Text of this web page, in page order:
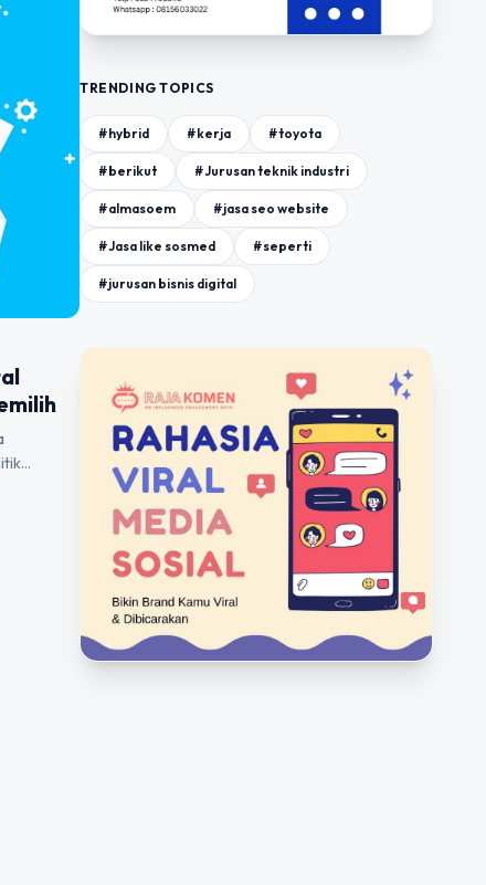
TRENDING TOPICS
#hybrid #kerja #toyota
#berikut #Jurusan teknik industri
#almasoem #jasa seo website
#Jasa like sosmed #seperti
#jurusan bisnis digital